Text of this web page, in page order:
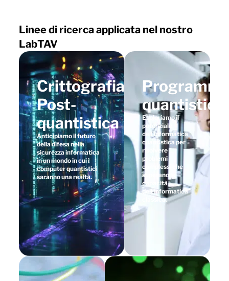
Linee di ricerca applicata nel nostro
LabTAV
Crittografia
Post-
quantistica
Anticipiamo il futuro
della difesa nella
sicurezza informatica
in un mondo in cui i
computer quantistici
saranno una realtà.
quantistica
Esploriamo il
potenziale
dell'informatica
quantistica per
risolvere
problemi
complessi che
superano le
capacità
dell'informatica
classica.